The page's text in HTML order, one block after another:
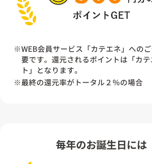
※WEB会員サービス「カテエネ」への
要です。還元されるポイントは「カ
ト」となります。
※最終の還元率がトータル２％の場合
毎年のお誕生日には